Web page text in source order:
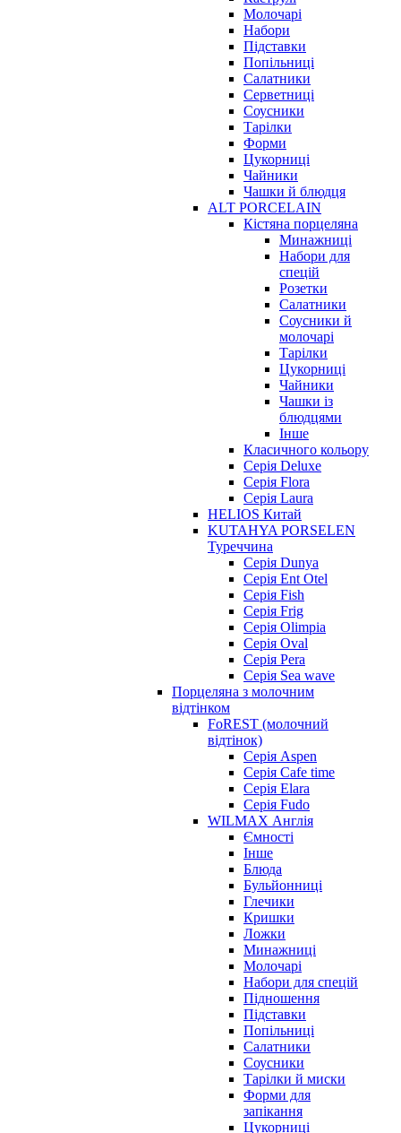
Молочарі
Набори
Підставки
Попільниці
Салатники
Серветниці
Соусники
Тарілки
Форми
Цукорниці
Чайники
Чашки й блюдця
ALT PORCELAIN
Кістяна порцеляна
Минажниці
Набори для
спецій
Розетки
Салатники
Соусники й
молочарі
Тарілки
Цукорниці
Чайники
Чашки із
блюдцями
Інше
Класичного кольору
Серія Deluxe
Серія Flora
Серія Laura
HELIOS Китай
KUTAHYA PORSELEN
Туреччина
Серія Dunya
Серія Ent Otel
Серія Fish
Серія Frig
Серія Olimpia
Серія Oval
Серія Pera
Серія Sea wave
Порцеляна з молочним
відтінком
FoREST (молочний
відтінок)
Серія Aspen
Серія Cafe time
Серія Elara
Серія Fudo
WILMAX Англія
Ємності
Інше
Блюда
Бульйонниці
Глечики
Кришки
Ложки
Минажниці
Молочарі
Набори для спецій
Підношення
Підставки
Попільниці
Салатники
Соусники
Тарілки й миски
Форми для
запікання
Цукорниці